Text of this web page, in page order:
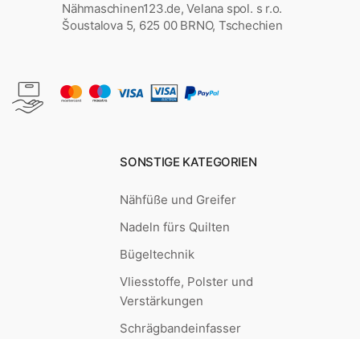
Nähmaschinen123.de, Velana spol. s r.o.
Šoustalova 5, 625 00 BRNO, Tschechien
SONSTIGE KATEGORIEN
Nähfüße und Greifer
Nadeln fürs Quilten
Bügeltechnik
Vliesstoffe, Polster und
Verstärkungen
Schrägbandeinfasser